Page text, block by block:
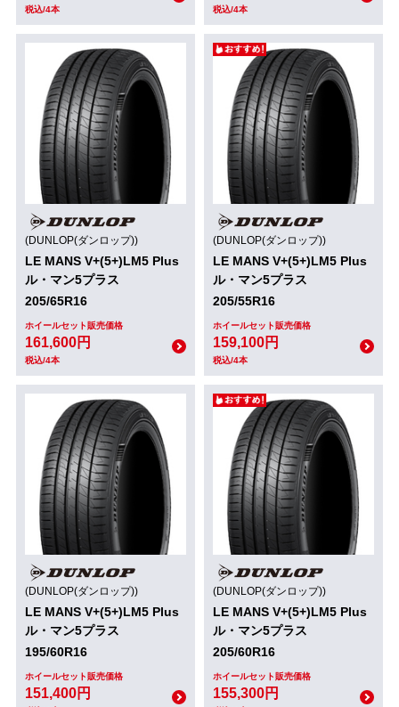
税込/4本 税込/4本
(DUNLOP(ダンロップ))
LE MANS V+(5+)LM5 Plus
ル・マン5プラス
205/65R16
ホイールセット販売価格
161,600円
税込/4本
(DUNLOP(ダンロップ))
LE MANS V+(5+)LM5 Plus
ル・マン5プラス
205/55R16
ホイールセット販売価格
159,100円
税込/4本
(DUNLOP(ダンロップ))
LE MANS V+(5+)LM5 Plus
ル・マン5プラス
195/60R16
ホイールセット販売価格
151,400円
(DUNLOP(ダンロップ))
LE MANS V+(5+)LM5 Plus
ル・マン5プラス
205/60R16
ホイールセット販売価格
155,300円